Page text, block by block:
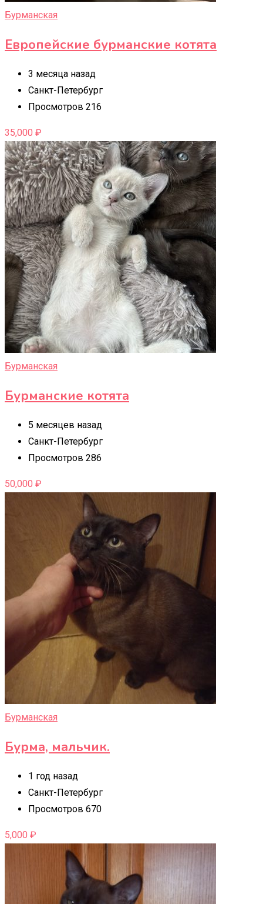
Бурманская
Европейские бурманские котята
3 месяца назад
Санкт-Петербург
Просмотров 216
35,000 ₽
Бурманская
Бурманские котята
5 месяцев назад
Санкт-Петербург
Просмотров 286
50,000 ₽
Бурманская
Бурма, мальчик.
1 год назад
Санкт-Петербург
Просмотров 670
5,000 ₽